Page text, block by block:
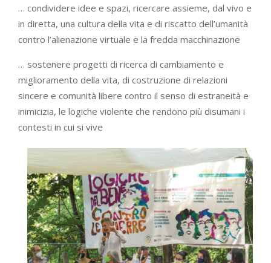
… condividere idee e spazi, ricercare assieme, dal vivo e
in diretta, una cultura della vita e di riscatto dell’umanità
contro l’alienazione virtuale e la fredda macchinazione
… sostenere progetti di ricerca di cambiamento e
miglioramento della vita, di costruzione di relazioni
sincere e comunità libere contro il senso di estraneità e
inimicizia, le logiche violente che rendono più disumani i
contesti in cui si vive